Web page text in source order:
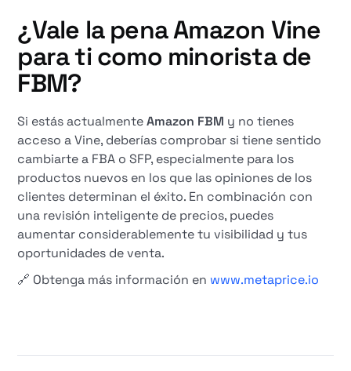
¿Vale la pena Amazon Vine
para ti como minorista de
FBM?
Si estás actualmenteAmazon FBM y no tienes
acceso a Vine, deberías comprobar si tiene sentido
cambiarte a FBA o SFP, especialmente para los
productos nuevos en los que las opiniones de los
clientes determinan el éxito. En combinación con
una revisión inteligente de precios, puedes
aumentar considerablemente tu visibilidad y tus
oportunidades de venta.
🔗 Obtenga más información en www.metaprice.io